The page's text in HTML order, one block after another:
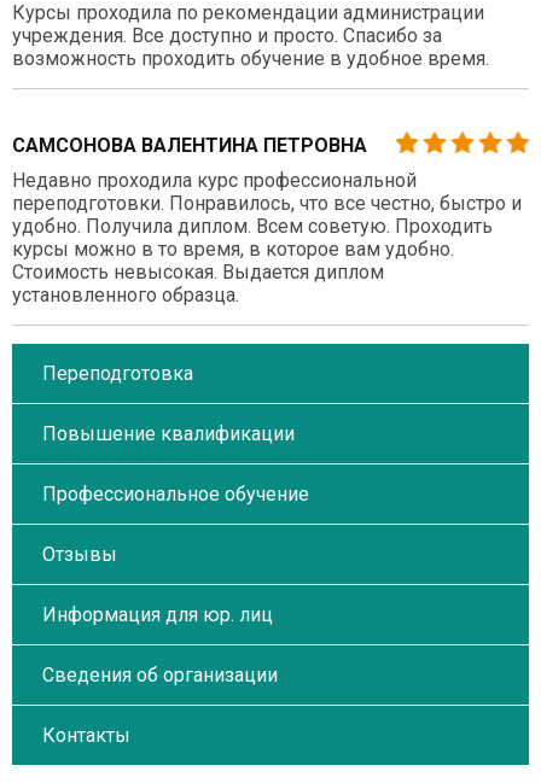
Курсы проходила по рекомендации администрации
учреждения. Все доступно и просто. Спасибо за
возможность проходить обучение в удобное время.
САМСОНОВА ВАЛЕНТИНА ПЕТРОВНА
Недавно проходила курс профессиональной
переподготовки. Понравилось, что все честно, быстро и
удобно. Получила диплом. Всем советую. Проходить
курсы можно в то время, в которое вам удобно.
Стоимость невысокая. Выдается диплом
установленного образца.
Переподготовка
Повышение квалификации
Профессиональное обучение
Отзывы
Информация для юр. лиц
Сведения об организации
Контакты